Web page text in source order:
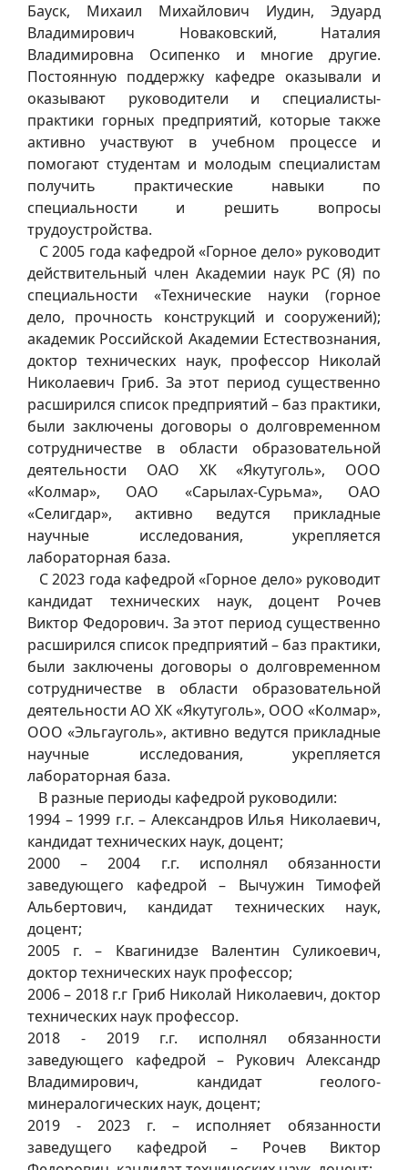
Бауск, Михаил Михайлович Иудин, Эдуард
Владимирович Новаковский, Наталия
Владимировна Осипенко и многие другие.
Постоянную поддержку кафедре оказывали и
оказывают руководители и специалисты-
практики горных предприятий, которые также
активно участвуют в учебном процессе и
помогают студентам и молодым специалистам
получить практические навыки по
специальности и решить вопросы
трудоустройства.
С 2005 года кафедрой «Горное дело» руководит
действительный член Академии наук РС (Я) по
специальности «Технические науки (горное
дело, прочность конструкций и сооружений);
академик Российской Академии Естествознания,
доктор технических наук, профессор Николай
Николаевич Гриб. За этот период существенно
расширился список предприятий – баз практики,
были заключены договоры о долговременном
сотрудничестве в области образовательной
деятельности ОАО ХК «Якутуголь», ООО
«Колмар», ОАО «Сарылах-Сурьма», ОАО
«Селигдар», активно ведутся прикладные
научные исследования, укрепляется
лабораторная база.
С 2023 года кафедрой «Горное дело» руководит
кандидат технических наук, доцент Рочев
Виктор Федорович. За этот период существенно
расширился список предприятий – баз практики,
были заключены договоры о долговременном
сотрудничестве в области образовательной
деятельности АО ХК «Якутуголь», ООО «Колмар»,
ООО «Эльгауголь», активно ведутся прикладные
научные исследования, укрепляется
лабораторная база.
В разные периоды кафедрой руководили:
1994 – 1999 г.г. – Александров Илья Николаевич,
кандидат технических наук, доцент;
2000 – 2004 г.г. исполнял обязанности
заведующего кафедрой – Вычужин Тимофей
Альбертович, кандидат технических наук,
доцент;
2005 г. – Квагинидзе Валентин Суликоевич,
доктор технических наук профессор;
2006 – 2018 г.г Гриб Николай Николаевич, доктор
технических наук профессор.
2018 - 2019 г.г. исполнял обязанности
заведующего кафедрой – Рукович Александр
Владимирович, кандидат геолого-
минералогических наук, доцент;
2019 - 2023 г. – исполняет обязанности
заведущего кафедрой – Рочев Виктор